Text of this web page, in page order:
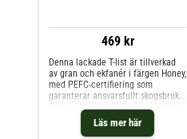
469 kr
Läs mer här
Denna lackade T-list är tillverkad
av gran och ekfanér i färgen Honey,
med PEFC-certifiering som
garanterar ansvarsfullt skogsbruk.
T-list ger en attraktiv övergång och
döljer skarvar mellan golvytor.